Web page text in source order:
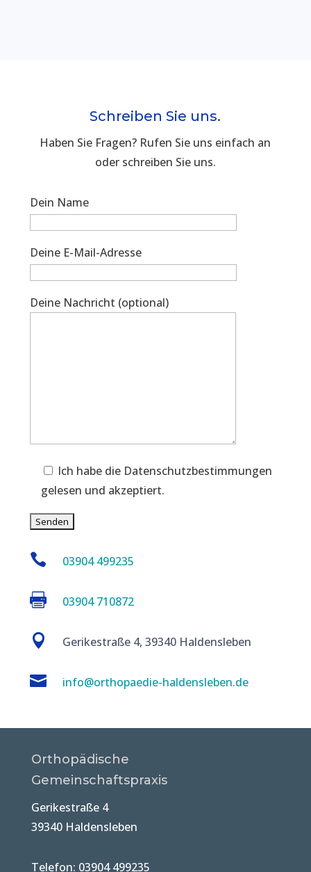
Schreiben Sie uns.
Haben Sie Fragen? Rufen Sie uns einfach an
oder schreiben Sie uns.
Dein Name
Deine E-Mail-Adresse
Deine Nachricht (optional)
Ich habe die Datenschutzbestimmungen
gelesen und akzeptiert.
 03904 499235
 03904 710872
 Gerikestraße 4, 39340 Haldensleben
 info@orthopaedie-haldensleben.de
Orthopädische
Gemeinschaftspraxis
Gerikestraße 4
39340 Haldensleben
Telefon: 03904 499235